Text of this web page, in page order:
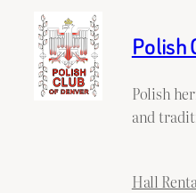
Polish
Polish
and
Hall